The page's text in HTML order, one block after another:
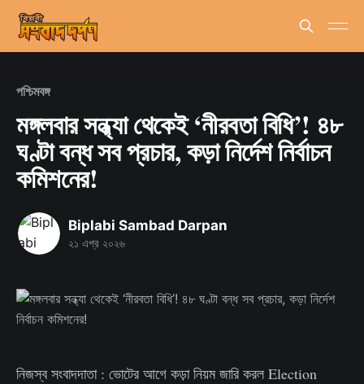
পশ্চিমবঙ্গ
মঙ্গলবার সন্ধ্যা থেকেই ‘নীরবতা বিধি’! ৪৮
ঘণ্টা বন্ধ সব প্রচার, কড়া নির্দেশ নির্বাচন
কমিশনের!
Biplabi Sambad Darpan
২১ এপ্র ২০২৬
নিজস্ব সংবাদদাতা : ভোটের আগে কড়া নিয়ম জারি করল Election